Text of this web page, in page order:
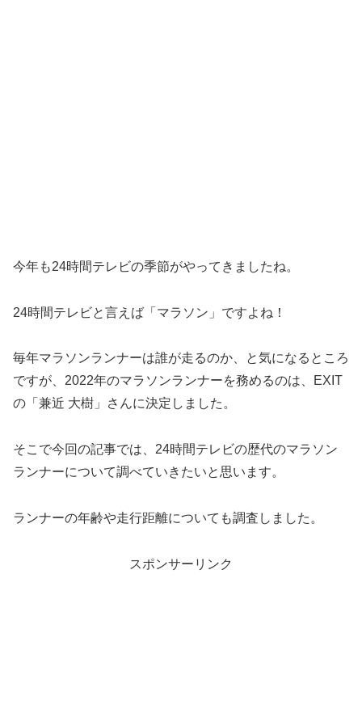
今年も24時間テレビの季節がやってきましたね。
24時間テレビと言えば「マラソン」ですよね！
毎年マラソンランナーは誰が走るのか、と気になるところ
ですが、2022年のマラソンランナーを務めるのは、EXIT
の「兼近 大樹」さんに決定しました。
そこで今回の記事では、24時間テレビの歴代のマラソン
ランナーについて調べていきたいと思います。
ランナーの年齢や走行距離についても調査しました。
スポンサーリンク